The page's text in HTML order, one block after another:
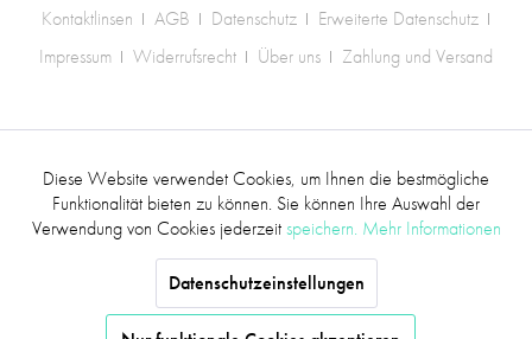
Kontaktlinsen AGB Datenschutz
Erweiterte Datenschutz
Impressum
Widerrufsrecht Über uns Zahlung und Versand
Versandkosten.
Funktionale Aktiv
Inaktiv
Diese Website verwendet Cookies, um Ihnen die bestmögliche
Funktionalität bieten zu können. Sie können Ihre Auswahl der
Verwendung von Cookies jederzeitspeichern. Mehr Informationen
Datenschutzeinstellungen